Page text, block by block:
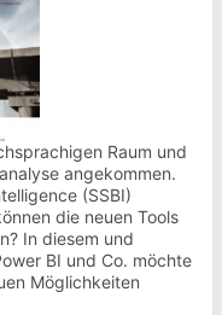
Raum und
angekommen.
(SSBI)
die neuen Tools
In diesem und
BI und Co. möchte
Möglichkeiten